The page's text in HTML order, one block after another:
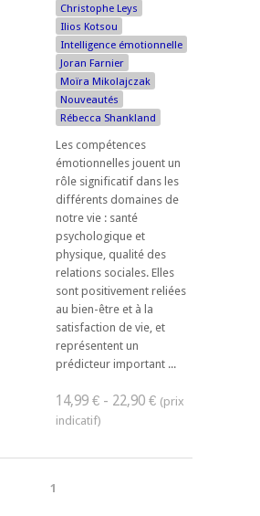
Christophe Leys
Ilios Kotsou
Intelligence émotionnelle
Joran Farnier
Moïra Mikolajczak
Nouveautés
Rébecca Shankland
Les compétences
émotionnelles jouent un
rôle significatif dans les
différents domaines de
notre vie : santé
psychologique et
physique, qualité des
relations sociales. Elles
sont positivement reliées
au bien-être et à la
satisfaction de vie, et
représentent un
prédicteur important ...
14,99 € - 22,90 €
1